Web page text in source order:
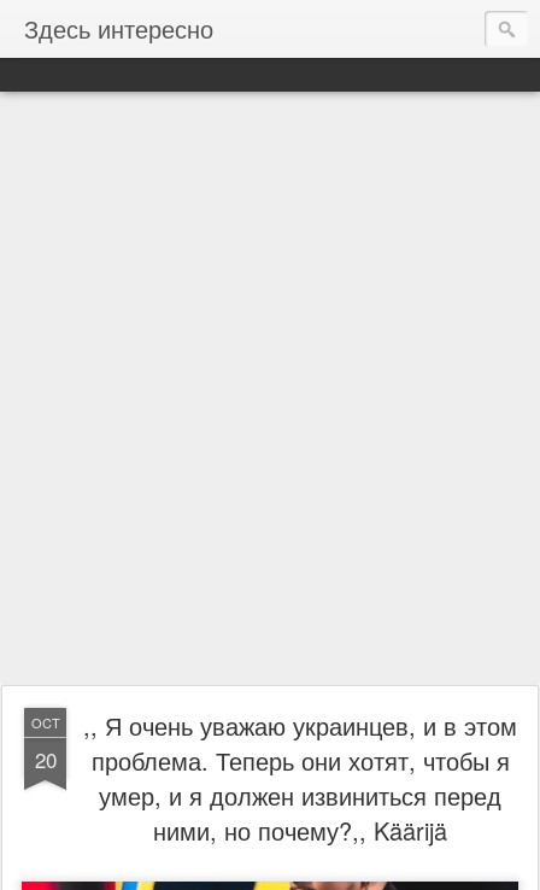
Здесь интересно
OCT
20
,, Я очень уважаю украинцев, и в этом
проблема. Теперь они хотят, чтобы я
умер, и я должен извиниться перед
ними, но почему?,, Käärijä